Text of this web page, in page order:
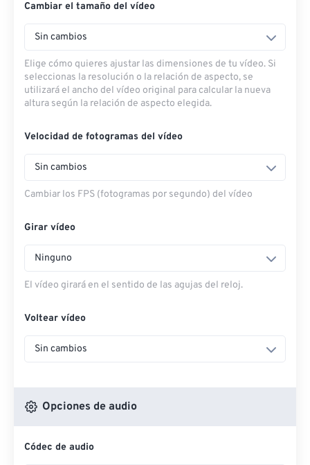
Cambiar el tamaño del vídeo
Sin cambios
Elige cómo quieres ajustar las dimensiones de tu vídeo. Si
seleccionas la resolución o la relación de aspecto, se
utilizará el ancho del vídeo original para calcular la nueva
altura según la relación de aspecto elegida.
Velocidad de fotogramas del vídeo
Sin cambios
Cambiar los FPS (fotogramas por segundo) del vídeo
Girar vídeo
Ninguno
El vídeo girará en el sentido de las agujas del reloj.
Voltear vídeo
Sin cambios
Opciones de audio
Códec de audio